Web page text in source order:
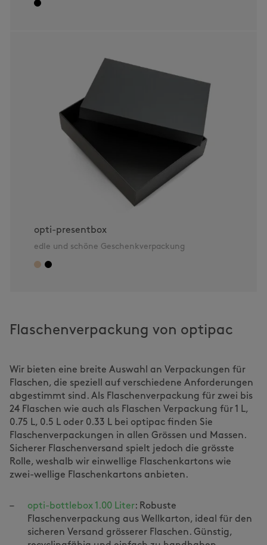
opti-presentbox
edle und schöne Geschenkverpackung
Flaschenverpackung von optipac
Wir bieten eine breite Auswahl an Verpackungen für
Flaschen, die speziell auf verschiedene Anforderungen
abgestimmt sind. Als Flaschenverpackung für zwei bis
24 Flaschen wie auch als Flaschen Verpackung für 1 L,
0.75 L, 0.5 L oder 0.33 L bei optipac finden Sie
Flaschenverpackungen in allen Grössen und Massen.
Sicherer Flaschenversand spielt jedoch die grösste
Rolle, weshalb wir einwellige Flaschenkartons wie
zwei-wellige Flaschenkartons anbieten.
opti-bottlebox 1.00 Liter: Robuste
Flaschenverpackung aus Wellkarton, ideal für den
sicheren Versand grösserer Flaschen. Günstig,